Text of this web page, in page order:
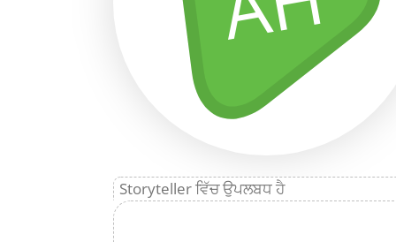
Storyteller ਵਿੱਚ ਉਪਲਬਧ ਹੈ